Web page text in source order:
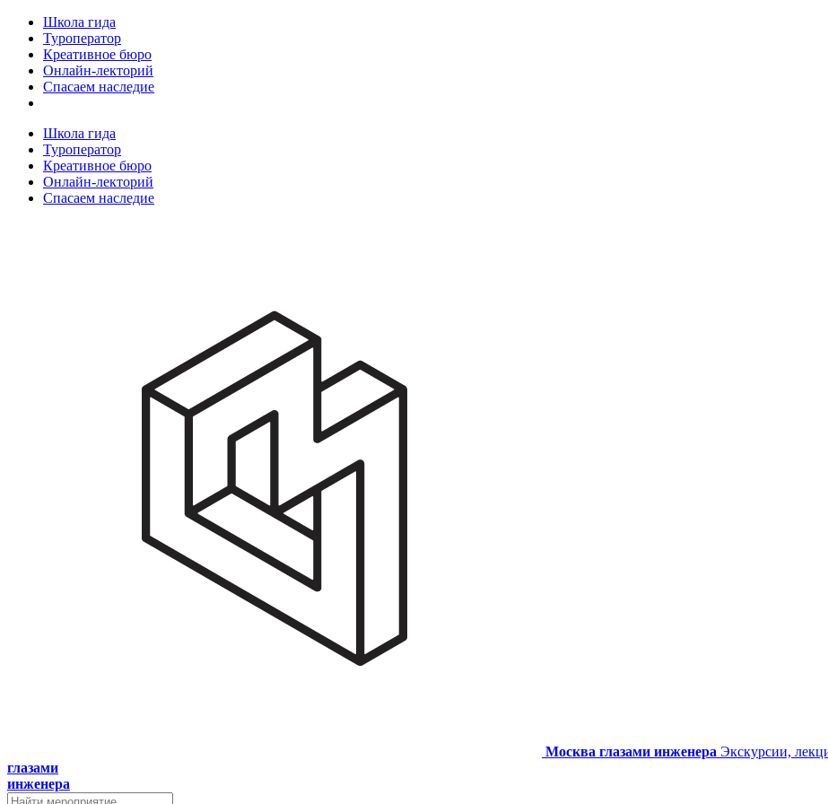
Школа гида
Туроператор
Креативное бюро
Онлайн-лекторий
Спасаем наследие
Школа гида
Туроператор
Креативное бюро
Онлайн-лекторий
Спасаем наследие
Москва глазами инженера Экскурсии,
глазами
инженера